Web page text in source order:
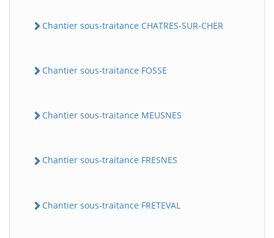
Chantier sous-traitance CHATRES-SUR-CHER
Chantier sous-traitance FOSSE
Chantier sous-traitance MEUSNES
Chantier sous-traitance FRESNES
Chantier sous-traitance FRETEVAL